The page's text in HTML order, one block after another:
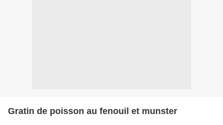
Gratin de poisson au fenouil et munster